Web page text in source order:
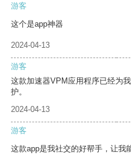
游客
这个是app神器
2024-04-13
游客
这款加速器VPM应用程序已经为
护。
2024-04-13
游客
这款app是我社交的好帮手，让我